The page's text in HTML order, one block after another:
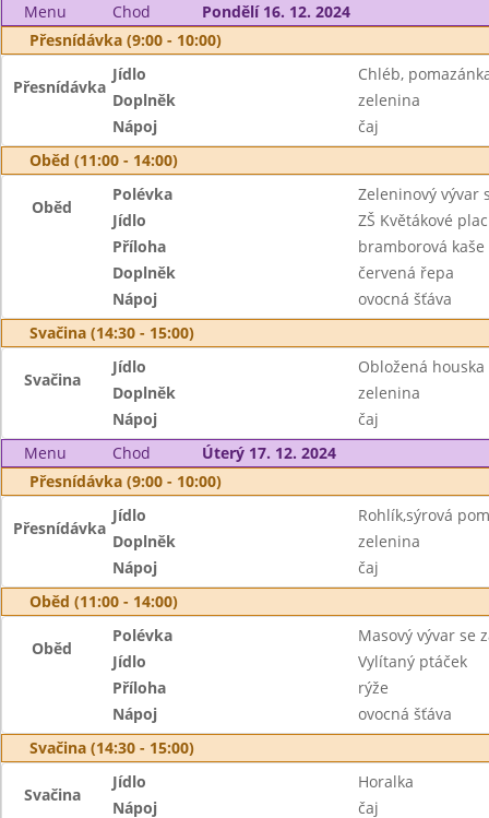
Menu Chod
Pondělí 16. 12. 2024
Přesnídávka (9:00 - 10:00)
Přesnídávka
Jídlo
Chléb,
Doplněk
zelenina
Nápoj
čaj
Oběd (11:00 - 14:00)
Oběd
Polévka
Zeleninový vývar
Jídlo
ZŠ Květákové
Příloha
bramborová kaše
Doplněk
červená řepa
Nápoj
ovocná šťáva
Svačina (14:30 - 15:00)
Svačina
Jídlo
Obložená houska
Doplněk
zelenina
Nápoj
čaj
Menu
Chod
Úterý 17. 12. 2024
Přesnídávka (9:00 - 10:00)
Přesnídávka
Jídlo
Rohlík,sýrová
Doplněk
zelenina
Nápoj
čaj
Oběd (11:00 - 14:00)
Oběd
Polévka
Masový vývar se
Jídlo
Vylítaný ptáček
Příloha
rýže
Nápoj
ovocná šťáva
Svačina (14:30 - 15:00)
Svačina
Jídlo
Horalka
Nápoj
čaj